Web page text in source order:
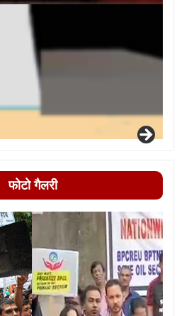
फोटो गैलरी